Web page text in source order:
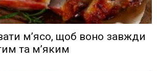
м’ясо, щоб воно завжди
та м’яким